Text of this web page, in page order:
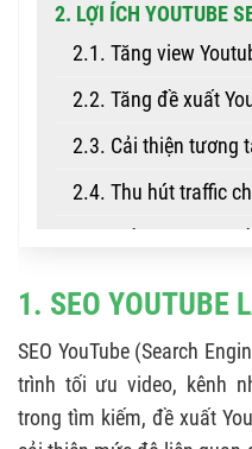
2. LỢI ÍCH YOUTUBE
2.1. Tăng view
2.2. Tăng đề xuất
2.3. Cải thiện tương
2.4. Thu hút traffic
3. YẾU TỐ ẢNH
3.2. Tần suất đăng
3.3. Cấu trúc kênh
1. SEO YOUTUBE
SEO YouTube (Search
trình tối ưu video, kênh
trong tìm kiếm, đề xuất